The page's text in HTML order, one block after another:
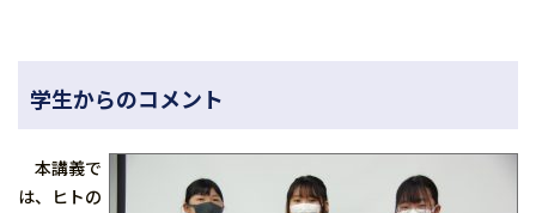
学生からのコメント
本講義で
は、ヒトの